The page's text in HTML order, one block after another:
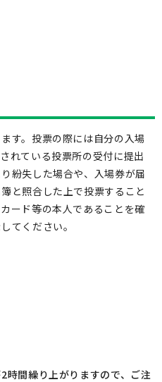
す。投票の際には自分の入場
れている投票所の受付に提出
紛失した場合や、入場券が届
と照合した上で投票すること
ード等の本人であることを確
てください。
時間繰り上がりますので、ご注